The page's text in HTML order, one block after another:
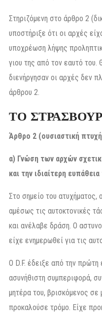
Στηριζόμενη στο άρθρο 2
υποστήριξε ότι οι αρχές
υποχρέωση λήψης
γιου της από τον εαυτό
διενήργησαν οι αρχές δεν
άρθρου 2.
ΤΟ
Άρθρο 2 (ουσιαστική
α) Γνώση των αρχών
και την ιδιαίτερη ευπάθεια
Στο σημείο του ατυχήματος,
αμέσως τις αυτοκτονικές
και ανέλαβε δράση. Ο
είχε ενημερωθεί για τις
Ο D.F. έδειξε από την πρώτη
ασυνήθιστη συμπεριφορά,
μητέρα του, βρισκόμενος σε
προκαλούσε τρόμο. Είχε